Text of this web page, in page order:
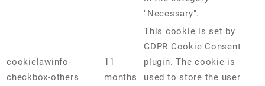
"Necessary".
cookielawinfo-
checkbox-others
11
months
This cookie is set by
GDPR Cookie Consent
plugin. The cookie is
used to store the user